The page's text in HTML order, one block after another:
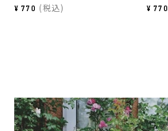
¥ 770 税込 ¥ 770